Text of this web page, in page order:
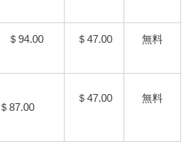
＄94.00 ＄47.00 無料
＄87.00
＄47.00 無料